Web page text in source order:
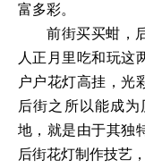
富多彩。
前街买买蚶，
人正月里吃和玩这
户户花灯高挂，光
后街之所以能成
地，就是由于其独
后街花灯制作技艺